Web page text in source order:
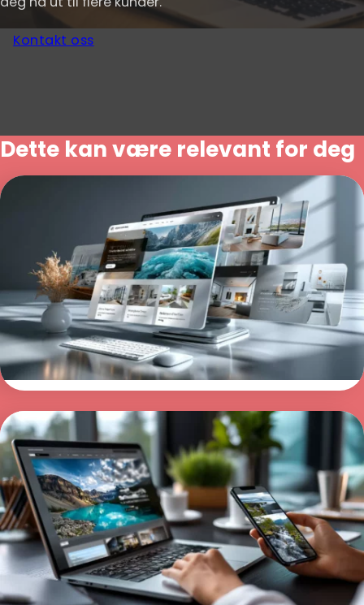
Kontakt oss
Dette kan være relevant for deg
Design av nettside
Design av nettside handler om mer enn
utseende. Det skal også gjøre det enkelt for
kundene å velge deg. Vi utvikler profesjonelle
nettsider med gjennomtenkt design og tydelig
struktur som styrker merkevaren din.
Les mer >
Nettsider i WordPress
En nettside i WordPress gir deg full kontroll, høy
fleksibilitet og gode muligheter for videre
vekst. Vi utvikler moderne nettsider som er
raske, brukervennlige og tilpasset både mobil
og desktop. Målet er en nettside som gjør det
enkelt for kundene dine å finne deg, og ta
kontakt.